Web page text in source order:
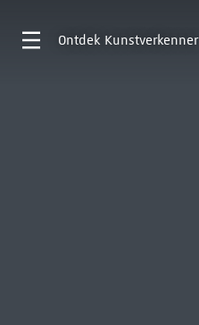
Ontdek Kunstverkenner